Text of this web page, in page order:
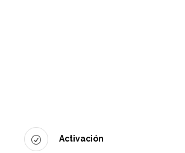
Activación